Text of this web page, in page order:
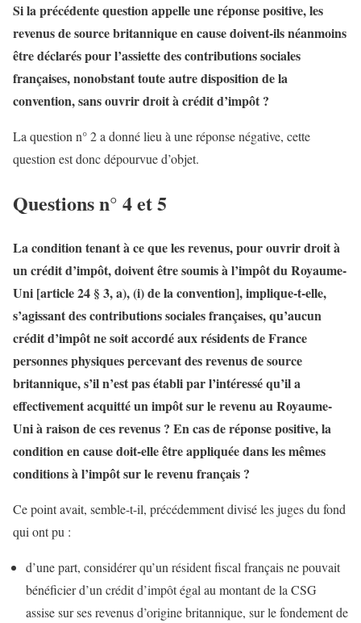
Si la précédente question appelle une réponse positive, les
revenus de source britannique en cause doivent-ils néanmoins
être déclarés pour l’assiette des contributions sociales
françaises, nonobstant toute autre disposition de la
convention, sans ouvrir droit à crédit d’impôt ?
La question n° 2 a donné lieu à une réponse négative, cette
question est donc dépourvue d’objet.
Questions n° 4 et 5
La condition tenant à ce que les revenus, pour ouvrir droit à
un crédit d’impôt, doivent être soumis à l’impôt du Royaume-
Uni [article 24 § 3, a), (i) de la convention], implique-t-elle,
s’agissant des contributions sociales françaises, qu’aucun
crédit d’impôt ne soit accordé aux résidents de France
personnes physiques percevant des revenus de source
britannique, s’il n’est pas établi par l’intéressé qu’il a
effectivement acquitté un impôt sur le revenu au Royaume-
Uni à raison de ces revenus ? En cas de réponse positive, la
condition en cause doit-elle être appliquée dans les mêmes
conditions à l’impôt sur le revenu français ?
Ce point avait, semble-t-il, précédemment divisé les juges du fond
qui ont pu :
d’une part, considérer qu’un résident fiscal français ne pouvait
bénéficier d’un crédit d’impôt égal au montant de la CSG
assise sur ses revenus d’origine britannique, sur le fondement de